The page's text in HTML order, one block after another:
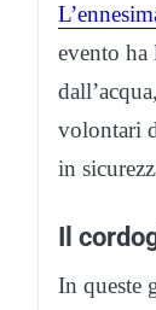
evento ha
volontari
in
Il
In queste